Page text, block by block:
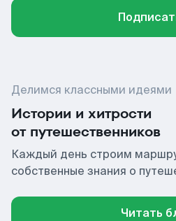
Делимся классными идеями
Истории и хитрости
от путешественников
Каждый день строим
собственные знания о
Читать